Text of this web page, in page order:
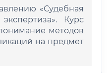
«Судебная
Курс
методов
на предмет